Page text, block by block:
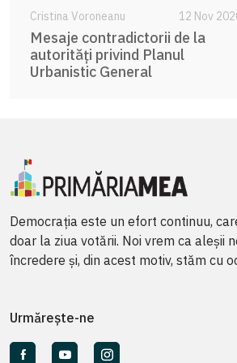
Cristina Voroneanu 12 Nov
Mesaje contradictorii de la
autorități privind Planul
Urbanistic General
Democrația este un efort continuu,
doar la ziua votării. Noi vrem ca aleșii
încredere și, din acest motiv, stăm cu
Urmărește-ne